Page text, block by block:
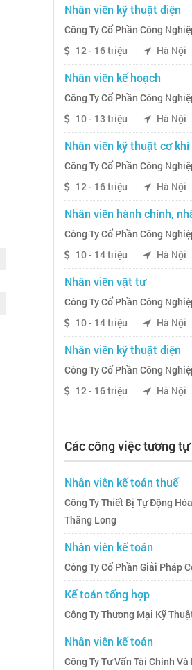
Nhân viên kỹ thuật điện
Công Ty Cổ Phần Công
12 - 16 triệu
Hà Nội
Nhân viên kế hoạch
Công Ty Cổ Phần Công
10 - 13 triệu
Hà Nội
Nhân viên kỹ thuật cơ khí
Công Ty Cổ Phần Công
12 - 16 triệu
Hà Nội
Nhân viên hành chính,
Công Ty Cổ Phần Công
10 - 14 triệu
Hà Nội
Nhân viên vật tư
Công Ty Cổ Phần Công
10 - 14 triệu
Hà Nội
Nhân viên kỹ thuật điện
Công Ty Cổ Phần Công
12 - 16 triệu
Hà Nội
Các công việc tương tự
Nhân viên kế toán thuế
Công Ty Thiết Bị Tự Động
Thăng Long
Nhân viên kế toán
Công Ty Cổ Phần Giải Pháp
Kế toán tổng hợp
Công Ty Thương Mại Kỹ
Nhân viên kế toán
Công Ty Tư Vấn Tài Chính Và